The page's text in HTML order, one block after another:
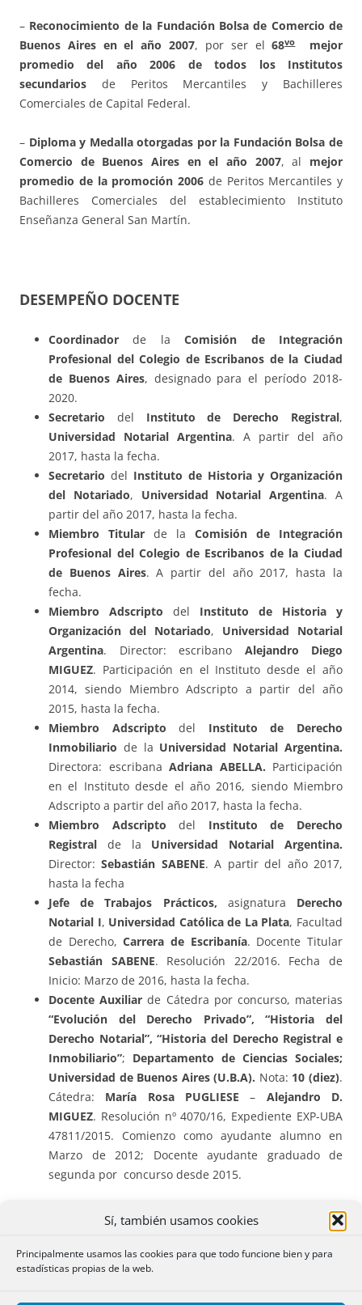
Sí, también usamos cookies
Principalmente usamos las cookies para que todo funcione bien y para
estadísticas propias de la web.
– Reconocimiento de la Fundación Bolsa de Comercio de
Buenos Aires en el año 2007, por ser el68vomejor
promedio del año 2006 de todos los Institutos
secundarios de Peritos Mercantiles y Bachilleres
Comerciales de Capital Federal.
– Diploma y Medalla otorgadas por la Fundación Bolsa de
Comercio de Buenos Aires en el año 2007, al mejor
promedio de la promoción 2006 de Peritos Mercantiles y
Bachilleres Comerciales del establecimiento Instituto
Enseñanza General San Martín.
DESEMPEÑO DOCENTE
Coordinadorde laComisión de Integración
Profesional del Colegio de Escribanos de la Ciudad
de Buenos Aires, designado para el período 2018-
2020.
Secretario del Instituto de Derecho Registral,
Universidad Notarial Argentina. A partir del año
2017, hasta la fecha.
Secretario del Instituto de Historia y Organización
del Notariado, Universidad Notarial Argentina. A
partir del año 2017, hasta la fecha.
Miembro Titular de la Comisión de Integración
Profesional del Colegio de Escribanos de la Ciudad
de Buenos Aires. A partir del año 2017, hasta la
fecha.
Miembro Adscripto del Instituto de Historia y
Organización del Notariado, Universidad Notarial
Argentina. Director: escribano Alejandro Diego
MIGUEZ. Participación en el Instituto desde el año
2014, siendo Miembro Adscripto a partir del año
2015, hasta la fecha.
Miembro Adscripto del Instituto de Derecho
Inmobiliario de la Universidad Notarial Argentina.
Directora: escribana Adriana ABELLA. Participación
en el Instituto desde el año 2016, siendo Miembro
Adscripto a partir del año 2017, hasta la fecha.
Miembro Adscripto del Instituto de Derecho
Registral de la Universidad Notarial Argentina.
Director:Sebastián SABENE. A partir del año 2017,
hasta la fecha
Jefe de Trabajos Prácticos, asignatura Derecho
Notarial I, Universidad Católica de La Plata, Facultad
de Derecho,Carrera de Escribanía. Docente Titular
Sebastián SABENE. Resolución 22/2016. Fecha de
Inicio: Marzo de 2016, hasta la fecha.
Docente Auxiliar de Cátedra por concurso, materias
“Evolución del Derecho Privado”, “Historia del
Derecho Notarial”, “Historia del Derecho Registral e
Inmobiliario”; Departamento de Ciencias Sociales;
Universidad de Buenos Aires (U.B.A). Nota: 10 (diez).
Cátedra: María Rosa PUGLIESE– Alejandro D.
MIGUEZ. Resolución nº 4070/16, Expediente EXP-UBA
47811/2015. Comienzo como ayudante alumno en
Marzo de 2012; Docente ayudante graduado de
segunda por concurso desde 2015.
Ayudante Alumno “Derechos Reales: De Roma a la
de Buenos Aires.
Departamento de Ciencias Sociales.- Suplencia:
Bimestre Agosto-Septiembre de 2013.